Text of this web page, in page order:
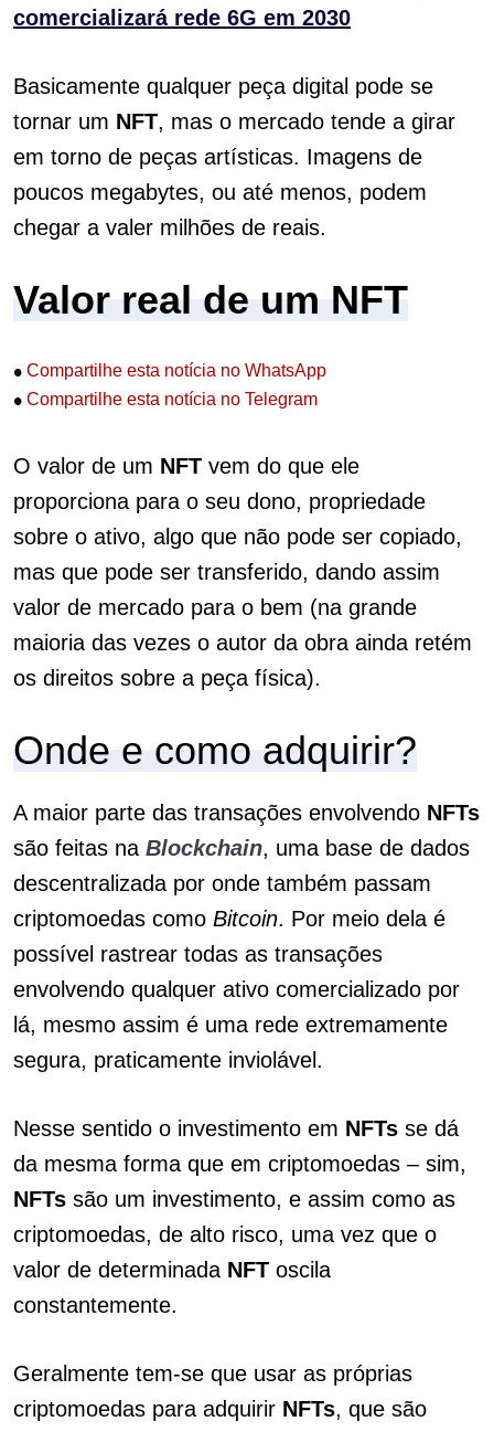
comercializará rede 6G em 2030
Basicamente qualquer peça digital pode se
tornar um NFT, mas o mercado tende a girar
em torno de peças artísticas. Imagens de
poucos megabytes, ou até menos, podem
chegar a valer milhões de reais.
Valor real de um NFT
• Compartilhe esta notícia no WhatsApp
• Compartilhe esta notícia no Telegram
O valor de um NFT vem do que ele
proporciona para o seu dono, propriedade
sobre o ativo, algo que não pode ser copiado,
mas que pode ser transferido, dando assim
valor de mercado para o bem (na grande
maioria das vezes o autor da obra ainda retém
os direitos sobre a peça física).
Onde e como adquirir?
A maior parte das transações envolvendo NFTs
são feitas na Blockchain, uma base de dados
descentralizada por onde também passam
criptomoedas como Bitcoin. Por meio dela é
possível rastrear todas as transações
envolvendo qualquer ativo comercializado por
lá, mesmo assim é uma rede extremamente
segura, praticamente inviolável.
Nesse sentido o investimento em NFTs se dá
da mesma forma que em criptomoedas – sim,
NFTs são um investimento, e assim como as
criptomoedas, de alto risco, uma vez que o
valor de determinada NFT oscila
constantemente.
Geralmente tem-se que usar as próprias
criptomoedas para adquirir NFTs, que são